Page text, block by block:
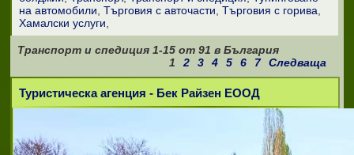
на автомобили Търговия с авточасти Търговия с горива
Хамалски услуги
Транспорт и спедиция 1-15от 91 в България
1
2 3 4 5 6 7 Следваща
Туристическа агенция - Бек Райзен ЕООД